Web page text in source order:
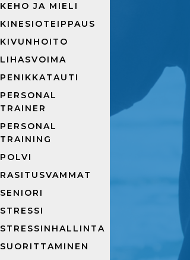
KEHO JA MIELI
KINESIOTEIPPAUS
KIVUNHOITO
LIHASVOIMA
PENIKKATAUTI
PERSONAL
TRAINER
PERSONAL
TRAINING
POLVI
RASITUSVAMMAT
SENIORI
STRESSI
STRESSINHALLINTA
SUORITTAMINEN